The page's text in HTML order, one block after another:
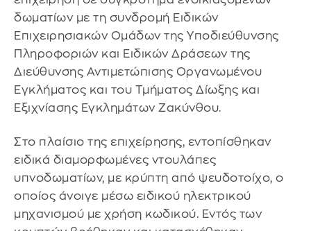
δωματίων με τη συνδρομή Ειδικών
Επιχειρησιακών Ομάδων της Υποδιεύθυνσης
Πληροφοριών και Ειδικών Δράσεων της
Διεύθυνσης Αντιμετώπισης Οργανωμένου
Εγκλήματος και του Τμήματος Δίωξης και
Εξιχνίασης Εγκλημάτων Ζακύνθου.
Στο πλαίσιο της επιχείρησης, εντοπίσθηκαν
ειδικά διαμορφωμένες ντουλάπες
υπνοδωματίων, με κρύπτη από ψευδοτοίχο, ο
οποίος άνοιγε μέσω ειδικού ηλεκτρικού
μηχανισμού με χρήση κωδικού. Εντός των